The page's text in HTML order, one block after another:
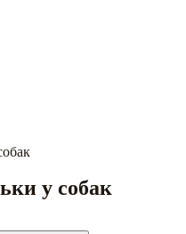
у собак